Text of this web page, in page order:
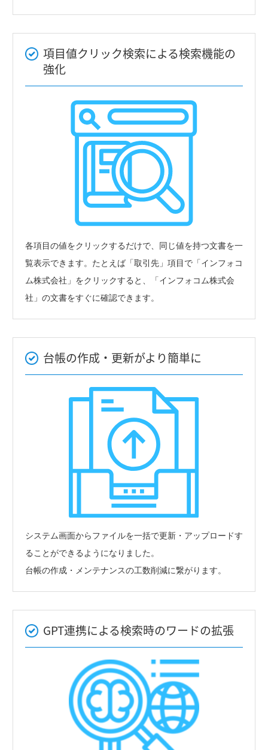
項目値クリック検索による検索機能の
強化
各項目の値をクリックするだけで、同じ値を持つ文書を一
覧表示できます。たとえば「取引先」項目で「インフォコ
ム株式会社」をクリックすると、「インフォコム株式会
社」の文書をすぐに確認できます。
台帳の作成・更新がより簡単に
システム画面からファイルを一括で更新・アップロードす
ることができるようになりました。
台帳の作成・メンテナンスの工数削減に繋がります。
GPT連携による検索時のワードの拡張